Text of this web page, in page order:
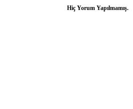
Hiç Yorum Yapılmamış.